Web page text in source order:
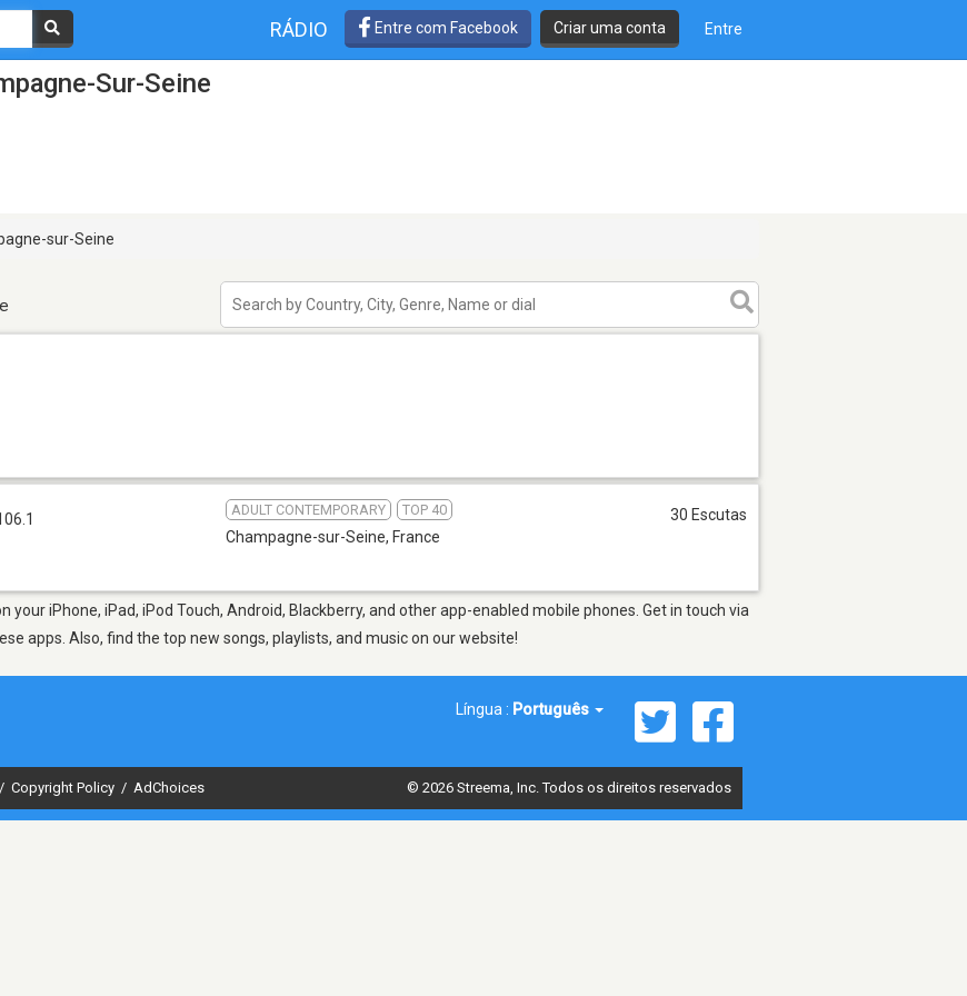
RÁDIO Entre com Facebook Criar uma conta Entre
Sur-Seine
sur-Seine
ADULT CONTEMPORARY TOP 40
Champagne-sur-Seine, France
30 Escutas
your iPhone, iPad, iPod Touch, Android, Blackberry, and other app-enabled mobile phones. Get in touch via
apps. Also, find the top new songs, playlists, and music on our website!
Língua : Português
/ Copyright Policy / AdChoices © 2026 Streema, Inc. Todos os direitos reservados